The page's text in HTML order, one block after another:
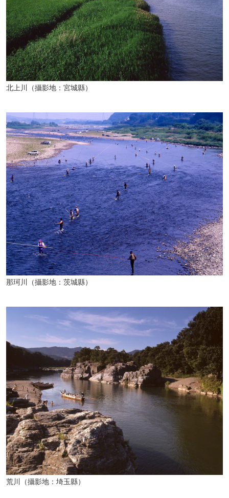
北上川（攝影地：宮城縣）
那珂川（攝影地：茨城縣）
荒川（攝影地：埼玉縣）